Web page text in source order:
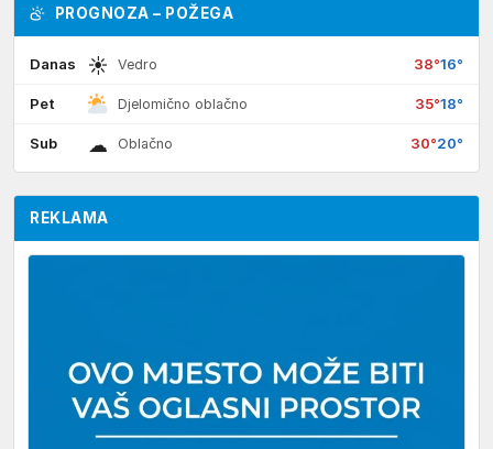
PROGNOZA – POŽEGA
Danas ☀ Vedro 38°16°
Pet Djelomično oblačno 35°18°
Sub ☁ Oblačno 30°20°
REKLAMA